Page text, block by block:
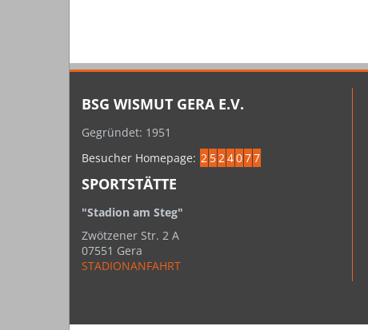
BSG WISMUT GERA E.V.
Gegründet: 1951
Besucher Homepage: 2 524077
SPORTSTÄTTE
"Stadion am Steg"
Zwötzener Str. 2 A
07551 Gera
STADIONANFAHRT